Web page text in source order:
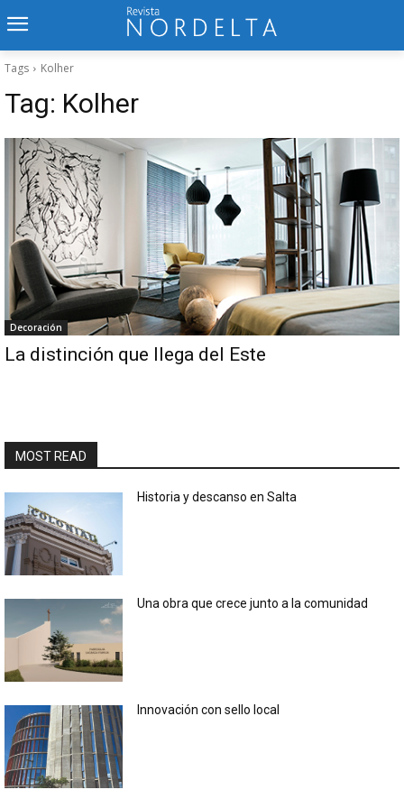
Tags Kolher
Tag: Kolher
Decoración
La distinción que llega del Este
MOST READ
Historia y descanso en Salta
Una obra que crece junto a la comunidad
Innovación con sello local